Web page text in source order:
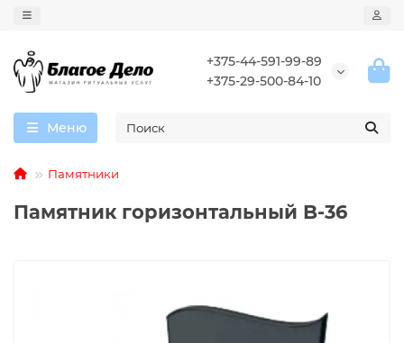
+375-44-591-99-89
+375-29-500-84-10
Меню
Памятники
Памятник горизонтальный B-36